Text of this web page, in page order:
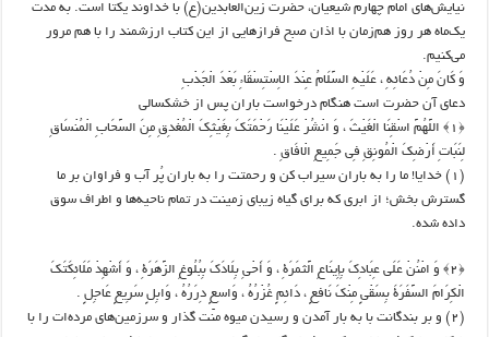
نیایش‌های امام چهارم شیعیان، حضرت زین‌العابدین(ع) با خداوند یکتا است. به مدت
یک‌ماه هر روز هم‌زمان با اذان صبح فرازهایی از این کتاب ارزشمند را با هم مرور
می‌کنیم.
وَ كَانَ مِنْ دُعَائِهِ ، عَلَيْهِ السَّلَامُ عِنْدَ الاِسْتِسْقَاءِ بَعْدَ الْجَدْبِ
دعای آن حضرت است هنگام درخواست باران پس از خشکسالی
﴿۱﴾ اللَّهُمَّ اسْقِنَا الْغَيْثَ ، وَ انْشُرْ عَلَيْنَا رَحْمَتَكَ بِغَيْثِكَ الْمُغْدِقِ مِنَ السَّحَابِ الْمُنْسَاقِ
لِنَبَاتِ أَرْضِكَ الْمُونِقِ فِي جَمِيعِ الْافَاقِ .
(۱) خدایا! ما را به باران سیراب کن و رحمتت را به باران پُر آب و فراوان بر ما
گسترش بخش؛ از ابری که برای گیاه زیبای زمینت در تمام ناحیه‌ها و اطراف سوق
داده شده.
﴿۲﴾ وَ امْنُنْ عَلَى عِبَادِكَ بِإِينَاعِ الَّثمَرَةِ ، وَ أَحْيِ بِلَادَكَ بِبُلُوغِ الزَّهَرَةِ ، وَ أَشْهِدْ مَلَائِكَتَكَ
الْكِرَامَ السَّفَرَةَ بِسَقْيٍ مِنْكَ نَافِعٍ ، دَائِمٍ غُزْرُهُ ، وَاسِعٍ دِرَرُهُ ، وَابِلٍ سَرِيعٍ عَاجِلٍ .
(۲) و بر بندگانت با به بار آمدن و رسیدن میوه منّت گذار و سرزمین‌های مرده‌ات را با